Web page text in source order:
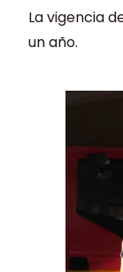
La vigencia
un año.